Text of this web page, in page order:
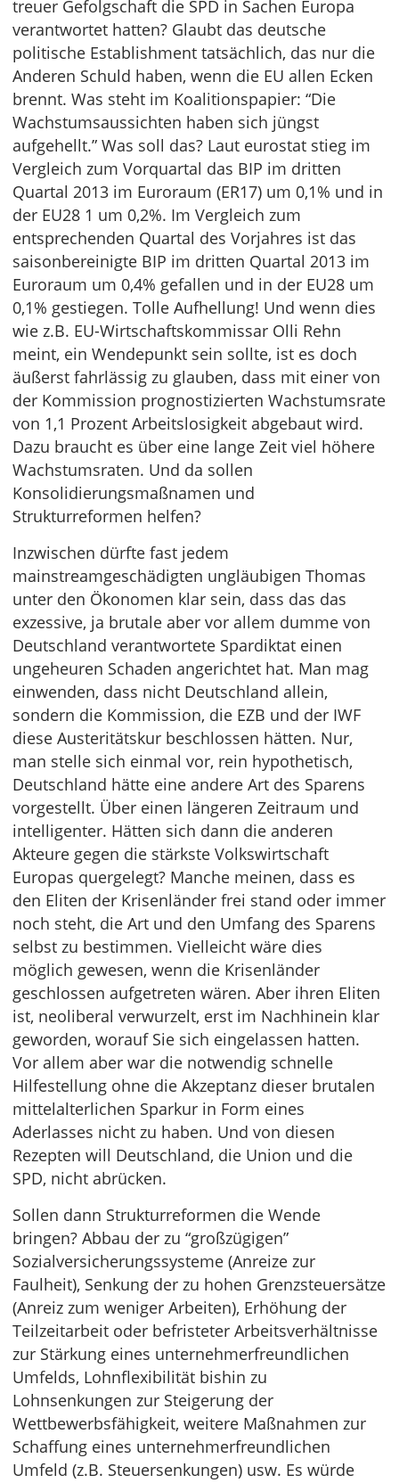
treuer Gefolgschaft die SPD in Sachen Europa
verantwortet hatten? Glaubt das deutsche
politische Establishment tatsächlich, das nur die
Anderen Schuld haben, wenn die EU allen Ecken
brennt. Was steht im Koalitionspapier: “Die
Wachstumsaussichten haben sich jüngst
aufgehellt.” Was soll das? Laut eurostat stieg im
Vergleich zum Vorquartal das BIP im dritten
Quartal 2013 im Euroraum (ER17) um 0,1% und in
der EU28 1 um 0,2%. Im Vergleich zum
entsprechenden Quartal des Vorjahres ist das
saisonbereinigte BIP im dritten Quartal 2013 im
Euroraum um 0,4% gefallen und in der EU28 um
0,1% gestiegen. Tolle Aufhellung! Und wenn dies
wie z.B. EU-Wirtschaftskommissar Olli Rehn
meint, ein Wendepunkt sein sollte, ist es doch
äußerst fahrlässig zu glauben, dass mit einer von
der Kommission prognostizierten Wachstumsrate
von 1,1 Prozent Arbeitslosigkeit abgebaut wird.
Dazu braucht es über eine lange Zeit viel höhere
Wachstumsraten. Und da sollen
Konsolidierungsmaßnamen und
Strukturreformen helfen?
Inzwischen dürfte fast jedem
mainstreamgeschädigten ungläubigen Thomas
unter den Ökonomen klar sein, dass das das
exzessive, ja brutale aber vor allem dumme von
Deutschland verantwortete Spardiktat einen
ungeheuren Schaden angerichtet hat. Man mag
einwenden, dass nicht Deutschland allein,
sondern die Kommission, die EZB und der IWF
diese Austeritätskur beschlossen hätten. Nur,
man stelle sich einmal vor, rein hypothetisch,
Deutschland hätte eine andere Art des Sparens
vorgestellt. Über einen längeren Zeitraum und
intelligenter. Hätten sich dann die anderen
Akteure gegen die stärkste Volkswirtschaft
Europas quergelegt? Manche meinen, dass es
den Eliten der Krisenländer frei stand oder immer
noch steht, die Art und den Umfang des Sparens
selbst zu bestimmen. Vielleicht wäre dies
möglich gewesen, wenn die Krisenländer
geschlossen aufgetreten wären. Aber ihren Eliten
ist, neoliberal verwurzelt, erst im Nachhinein klar
geworden, worauf Sie sich eingelassen hatten.
Vor allem aber war die notwendig schnelle
Hilfestellung ohne die Akzeptanz dieser brutalen
mittelalterlichen Sparkur in Form eines
Aderlasses nicht zu haben. Und von diesen
Rezepten will Deutschland, die Union und die
SPD, nicht abrücken.
Sollen dann Strukturreformen die Wende
bringen? Abbau der zu “großzügigen”
Sozialversicherungssysteme (Anreize zur
Faulheit), Senkung der zu hohen Grenzsteuersätze
(Anreiz zum weniger Arbeiten), Erhöhung der
Teilzeitarbeit oder befristeter Arbeitsverhältnisse
zur Stärkung eines unternehmerfreundlichen
Umfelds, Lohnflexibilität bishin zu
Lohnsenkungen zur Steigerung der
Wettbewerbsfähigkeit, weitere Maßnahmen zur
Schaffung eines unternehmerfreundlichen
Umfeld (z.B. Steuersenkungen) usw. Es würde